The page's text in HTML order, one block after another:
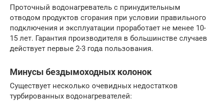
Проточный водонагреватель с принудительным
отводом продуктов сгорания при условии правильного
подключения и эксплуатации проработает не менее 10-
15 лет. Гарантия производителя в большинстве случаев
действует первые 2-3 года пользования.
Минусы бездымоходных колонок
Существует несколько очевидных недостатков
турбированных водонагревателей: